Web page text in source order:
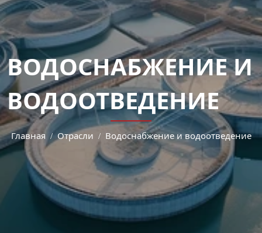
ВОДОСНАБЖЕНИЕ И
ВОДООТВЕДЕНИЕ
Главная Отрасли Водоснабжение и водоотведение